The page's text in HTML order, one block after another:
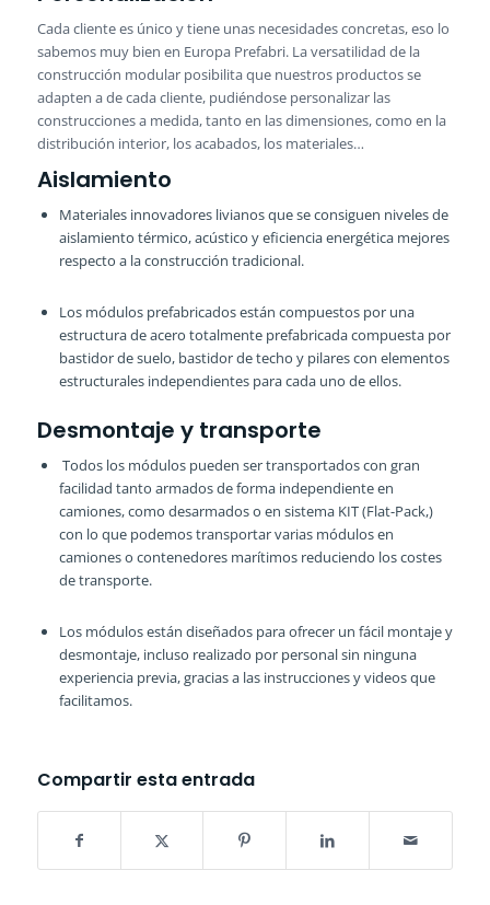
Cada cliente es único y tiene unas necesidades concretas, eso lo
sabemos muy bien en Europa Prefabri. La versatilidad de la
construcción modular posibilita que nuestros productos se
adapten a de cada cliente, pudiéndose personalizar las
construcciones a medida, tanto en las dimensiones, como en la
distribución interior, los acabados, los materiales…
Aislamiento
Materiales innovadores livianos que se consiguen niveles de
aislamiento térmico, acústico y eficiencia energética mejores
respecto a la construcción tradicional.
Los módulos prefabricados están compuestos por una
estructura de acero totalmente prefabricada compuesta por
bastidor de suelo, bastidor de techo y pilares con elementos
estructurales independientes para cada uno de ellos.
Desmontaje y transporte
Todos los módulos pueden ser transportados con gran
facilidad tanto armados de forma independiente en
camiones, como desarmados o en sistema KIT (Flat-Pack,)
con lo que podemos transportar varias módulos en
camiones o contenedores marítimos reduciendo los costes
de transporte.
Los módulos están diseñados para ofrecer un fácil montaje y
desmontaje, incluso realizado por personal sin ninguna
experiencia previa, gracias a las instrucciones y videos que
facilitamos.
Compartir esta entrada